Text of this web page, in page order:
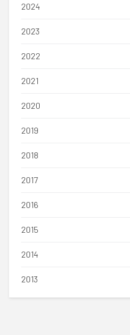
2024
2023
2022
2021
2020
2019
2018
2017
2016
2015
2014
2013